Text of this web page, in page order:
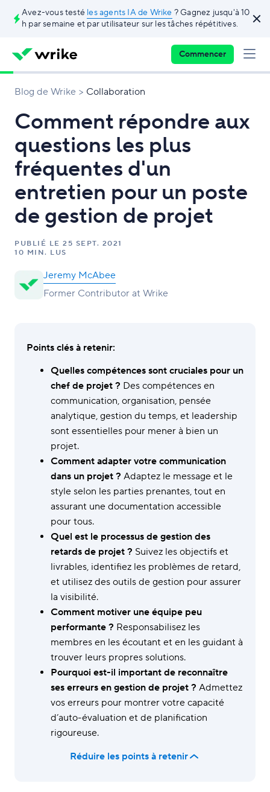
Avez-vous testé les agents IA de Wrike ? Gagnez jusqu'à 10
h par semaine et par utilisateur sur les tâches répétitives.
Commencer
Blog de Wrike Collaboration
Comment répondre aux
questions les plus
fréquentes d'un
entretien pour un poste
de gestion de projet
PUBLIÉ LE 25 SEPT. 2021
10 MIN. LUS
Jeremy McAbee
Former Contributor at Wrike
Points clés à retenir:
Quelles compétences sont cruciales pour un
chef de projet ? Des compétences en
communication, organisation, pensée
analytique, gestion du temps, et leadership
sont essentielles pour mener à bien un
projet.
Comment adapter votre communication
dans un projet ? Adaptez le message et le
style selon les parties prenantes, tout en
assurant une documentation accessible
pour tous.
Quel est le processus de gestion des
retards de projet ? Suivez les objectifs et
livrables, identifiez les problèmes de retard,
et utilisez des outils de gestion pour assurer
la visibilité.
Comment motiver une équipe peu
performante ? Responsabilisez les
membres en les écoutant et en les guidant à
trouver leurs propres solutions.
Pourquoi est-il important de reconnaître
ses erreurs en gestion de projet ? Admettez
vos erreurs pour montrer votre capacité
d’auto-évaluation et de planification
rigoureuse.
Réduire les points à retenir